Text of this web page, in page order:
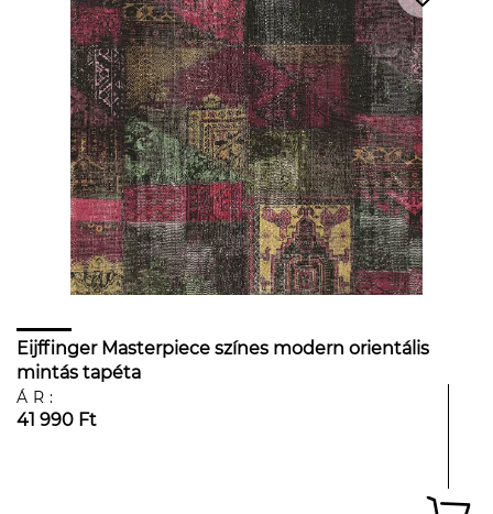
Eijffinger Masterpiece színes modern orientális
mintás tapéta
ÁR:
41 990 Ft